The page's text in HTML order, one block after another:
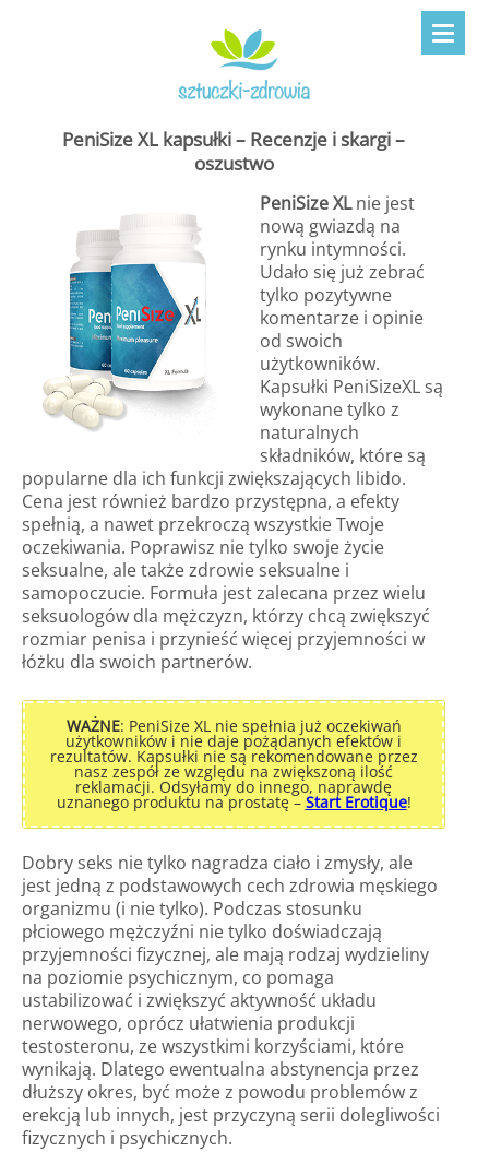
PeniSize XL kapsułki – Recenzje i skargi –
oszustwo
PeniSize XLnie jest
nową gwiazdą na
rynku intymności.
Udało się już zebrać
tylko pozytywne
komentarze i opinie
od swoich
użytkowników.
Kapsułki PeniSizeXL są
wykonane tylko z
naturalnych
składników, które są
popularne dla ich funkcji zwiększających libido.
Cena jest również bardzo przystępna, a efekty
spełnią, a nawet przekroczą wszystkie Twoje
oczekiwania. Poprawisz nie tylko swoje życie
seksualne, ale także zdrowie seksualne i
samopoczucie. Formuła jest zalecana przez wielu
seksuologów dla mężczyzn, którzy chcą zwiększyć
rozmiar penisa i przynieść więcej przyjemności w
łóżku dla swoich partnerów.
WAŻNE: PeniSize XL nie spełnia już oczekiwań
użytkowników i nie daje pożądanych efektów i
rezultatów. Kapsułki nie są rekomendowane przez
nasz zespół ze względu na zwiększoną ilość
reklamacji. Odsyłamy do innego, naprawdę
uznanego produktu na prostatę – Start Erotique!
Dobry seks nie tylko nagradza ciało i zmysły, ale
jest jedną z podstawowych cech zdrowia męskiego
organizmu (i nie tylko). Podczas stosunku
płciowego mężczyźni nie tylko doświadczają
przyjemności fizycznej, ale mają rodzaj wydzieliny
na poziomie psychicznym, co pomaga
ustabilizować i zwiększyć aktywność układu
nerwowego, oprócz ułatwienia produkcji
testosteronu, ze wszystkimi korzyściami, które
wynikają. Dlatego ewentualna abstynencja przez
dłuższy okres, być może z powodu problemów z
erekcją lub innych, jest przyczyną serii dolegliwości
fizycznych i psychicznych.